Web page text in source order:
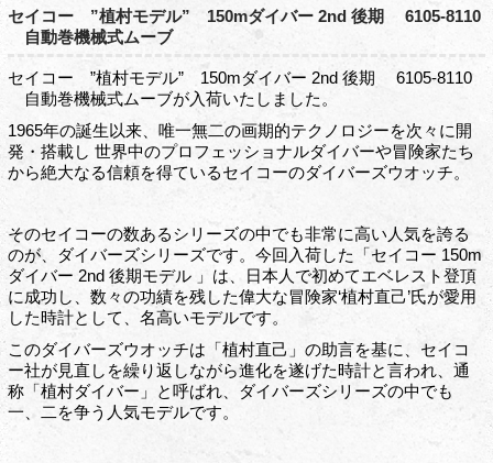
セイコー ”植村モデル” 150mダイバー 2nd 後期 6105-8110
自動巻機械式ムーブ
セイコー ”植村モデル” 150mダイバー 2nd 後期 6105-8110
自動巻機械式ムーブが入荷いたしました。
1965年の誕生以来、唯一無二の画期的テクノロジーを次々に開
発・搭載し 世界中のプロフェッショナルダイバーや冒険家たち
から絶大なる信頼を得ているセイコーのダイバーズウオッチ。
そのセイコーの数あるシリーズの中でも非常に高い人気を誇る
のが、ダイバーズシリーズです。今回入荷した「セイコー 150m
ダイバー 2nd 後期モデル 」は、日本人で初めてエベレスト登頂
に成功し、数々の功績を残した偉大な冒険家‘植村直己’氏が愛用
した時計として、名高いモデルです。
このダイバーズウオッチは「植村直己」の助言を基に、セイコ
ー社が見直しを繰り返しながら進化を遂げた時計と言われ、通
称「植村ダイバー」と呼ばれ、ダイバーズシリーズの中でも
一、二を争う人気モデルです。